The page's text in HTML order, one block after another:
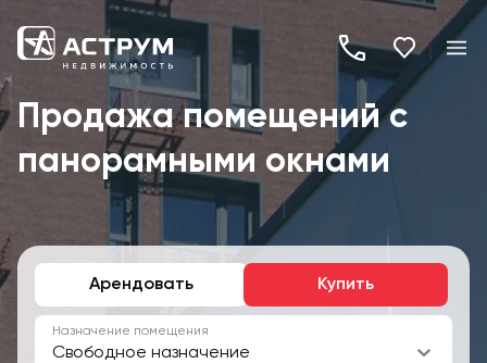
+7
(495)
260-
19-
Продажа помещений с
панорамными окнами
Арендовать Купить
Назначение помещения
Свободное назначение